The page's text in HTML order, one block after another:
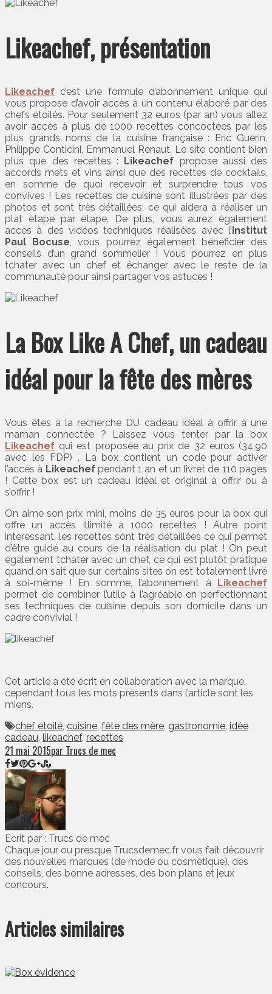
Likeachef, présentation
Likeachef c’est une formule d’abonnement unique qui
vous propose d’avoir accès à un contenu élaboré par des
chefs étoilés. Pour seulement 32 euros (par an) vous allez
avoir accès à plus de 1000 recettes concoctées par les
plus grands noms de la cuisine française : Eric Guérin,
Philippe Conticini, Emmanuel Renaut. Le site contient bien
plus que des recettes : Likeachef propose aussi des
accords mets et vins ainsi que des recettes de cocktails,
en somme de quoi recevoir et surprendre tous vos
convives ! Les recettes de cuisine sont illustrées par des
photos et sont très détaillées; ce qui aidera à réaliser un
plat étape par étape. De plus, vous aurez également
accès à des vidéos techniques réalisées avec l’Institut
Paul Bocuse , vous pourrez également bénéficier des
conseils d’un grand sommelier ! Vous pourrez en plus
tchater avec un chef et échanger avec le reste de la
communauté pour ainsi partager vos astuces !
La Box Like A Chef, un cadeau
idéal pour la fête des mères
Vous êtes à la recherche DU cadeau idéal à offrir à une
maman connectée ? Laissez vous tenter par la box
Likeachef qui est proposée au prix de 32 euros (34,90
avec les FDP) . La box contient un code pour activer
l’accès à Likeachefpendant 1 an et un livret de 110 pages
! Cette box est un cadeau idéal et original à offrir ou à
s’offrir !
On aime son prix mini, moins de 35 euros pour la box qui
offre un accès illimité à 1000 recettes ! Autre point
intéressant, les recettes sont très détaillées ce qui permet
d’être guidé au cours de la réalisation du plat ! On peut
également tchater avec un chef, ce qui est plutôt pratique
quand on sait que sur certains sites on est totalement livré
à soi-même ! En somme, l’abonnement à Likeachef
permet de combiner l’utile à l’agréable en perfectionnant
ses techniques de cuisine depuis son domicile dans un
cadre convivial !
Cet article a été écrit en collaboration avec la marque,
cependant tous les mots présents dans l’article sont les
miens.
chef étoilé, cuisine, fête des mère, gastronomie, idée
cadeau, likeachef, recettes
21 mai 2015par Trucs de mec
Ecrit par : Trucs de mec
Chaque jour ou presque Trucsdemec.fr vous fait découvrir
des nouvelles marques (de mode ou cosmétique), des
conseils, des bonne adresses, des bon plans et jeux
concours.
Articles similaires